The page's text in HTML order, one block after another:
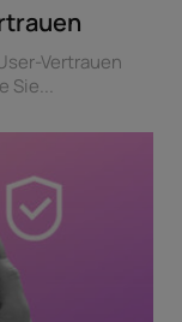
Vertrauen
Sie...